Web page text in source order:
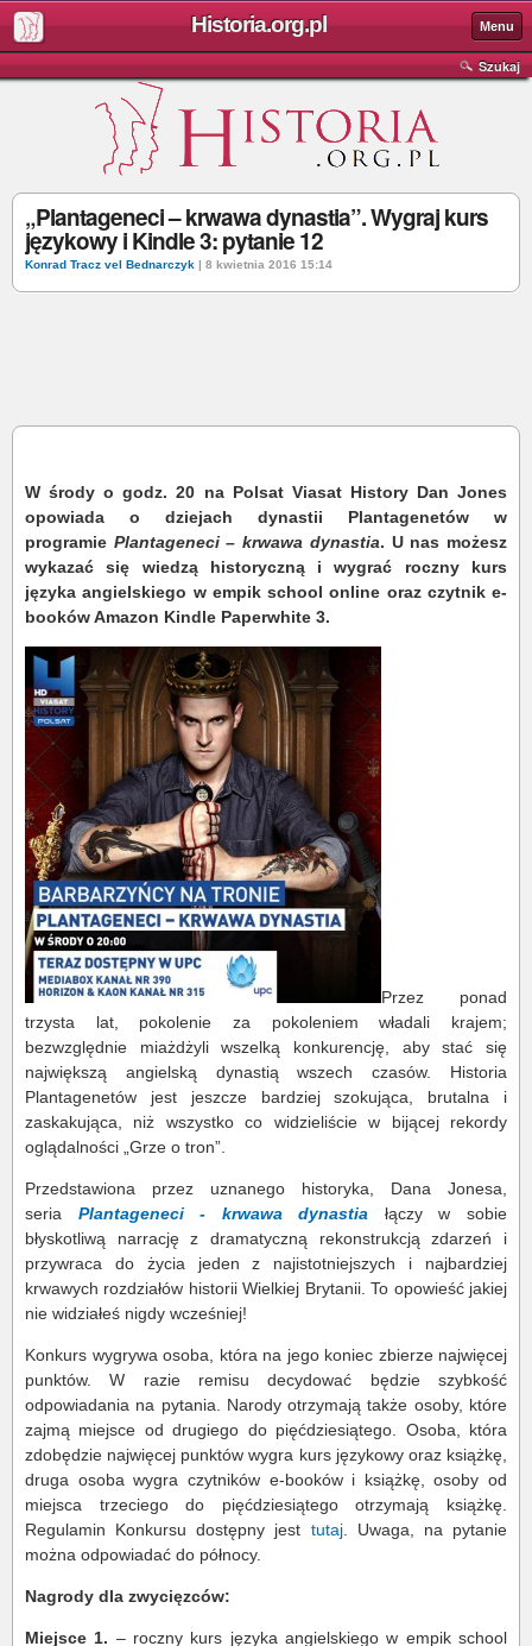
Historia.org.pl Menu
Szukaj
„Plantageneci – krwawa dynastia”. Wygraj kurs
językowy i Kindle 3: pytanie 12
Konrad Tracz vel Bednarczyk | 8 kwietnia 2016 15:14
W środy o godz. 20 na Polsat Viasat History Dan Jones
opowiada o dziejach dynastii Plantagenetów w
programie Plantageneci – krwawa dynastia. U nas możesz
wykazać się wiedzą historyczną i wygrać roczny kurs
języka angielskiego w empik school online oraz czytnik e-
booków Amazon Kindle Paperwhite 3.
Przez ponad
trzysta lat, pokolenie za pokoleniem władali krajem;
bezwzględnie miażdżyli wszelką konkurencję, aby stać się
największą angielską dynastią wszech czasów. Historia
Plantagenetów jest jeszcze bardziej szokująca, brutalna i
zaskakująca, niż wszystko co widzieliście w bijącej rekordy
oglądalności „Grze o tron”.
Przedstawiona przez uznanego historyka, Dana Jonesa,
seria Plantageneci - krwawa dynastia łączy w sobie
błyskotliwą narrację z dramatyczną rekonstrukcją zdarzeń i
przywraca do życia jeden z najistotniejszych i najbardziej
krwawych rozdziałów historii Wielkiej Brytanii. To opowieść jakiej
nie widziałeś nigdy wcześniej!
Konkurs wygrywa osoba, która na jego koniec zbierze najwięcej
punktów. W razie remisu decydować będzie szybkość
odpowiadania na pytania. Narody otrzymają także osoby, które
zajmą miejsce od drugiego do pięćdziesiątego. Osoba, która
zdobędzie najwięcej punktów wygra kurs językowy oraz książkę,
druga osoba wygra czytników e-booków i książkę, osoby od
miejsca trzeciego do pięćdziesiątego otrzymają książkę.
Regulamin Konkursu dostępny jest tutaj. Uwaga, na pytanie
można odpowiadać do północy.
Nagrody dla zwycięzców:
Miejsce 1. – roczny kurs języka angielskiego w empik school